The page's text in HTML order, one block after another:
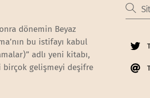
dönemin Beyaz
bu istifayı kabul
adlı yeni kitabı,
birçok gelişmeyi deşifre